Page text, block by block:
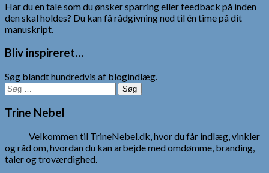
Har du en tale som du ønsker sparring eller feedback på inden
den skal holdes? Du kan få rådgivning ned til én time på dit
manuskript.
Bliv inspireret…
Søg blandt hundredvis af blogindlæg.
Søg
efter:
Trine Nebel
Velkommen til TrineNebel.dk, hvor du får indlæg, vinkler
og råd om, hvordan du kan arbejde med omdømme, branding,
taler og troværdighed.